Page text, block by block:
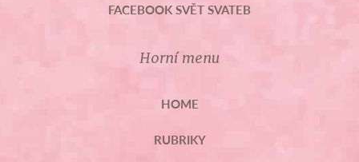
FACEBOOK SVĚT SVATEB
Horní menu
HOME
RUBRIKY